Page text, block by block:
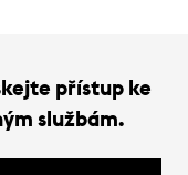
přístup ke
službám.